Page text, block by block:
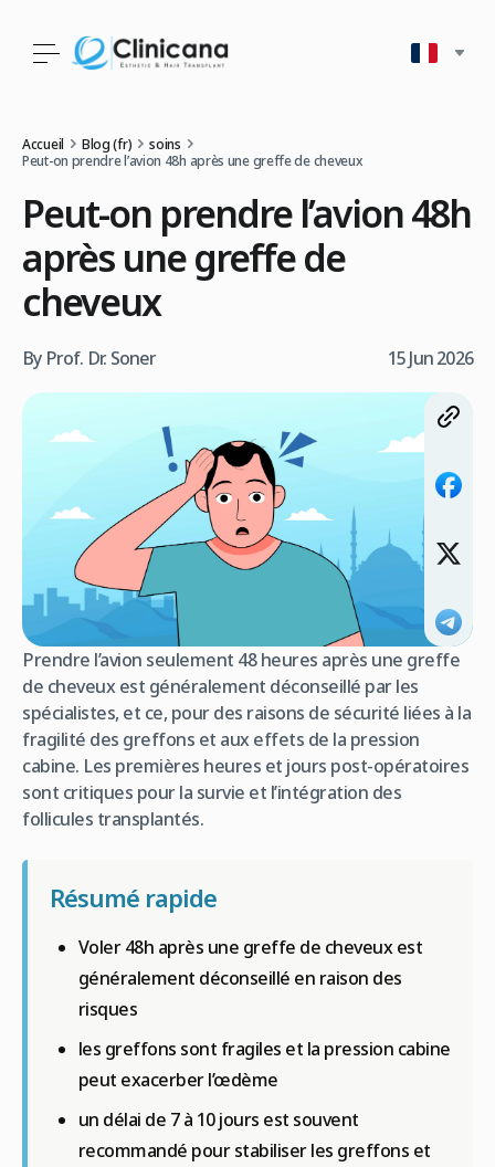
Accueil Blog (fr)
soins
Peut-on prendre l’avion 48h après une greffe de cheveux
Peut-on prendre l’avion 48h
après une greffe de
cheveux
By Prof. Dr. Soner 15 Jun 2026
Prendre l’avion seulement 48 heures après une greffe
de cheveux est généralement déconseillé par les
spécialistes, et ce, pour des raisons de sécurité liées à la
fragilité des greffons et aux effets de la pression
cabine. Les premières heures et jours post-opératoires
sont critiques pour la survie et l’intégration des
follicules transplantés.
Résumé rapide
Voler 48h après une greffe de cheveux est
généralement déconseillé en raison des
risques
les greffons sont fragiles et la pression cabine
peut exacerber l’œdème
un délai de 7 à 10 jours est souvent
recommandé pour stabiliser les greffons et